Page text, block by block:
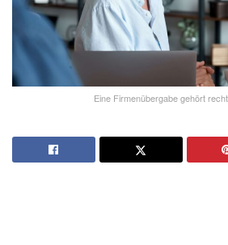
Eine Firmenübergabe gehört